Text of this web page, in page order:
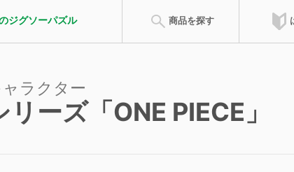
ジグソーパズル 商品を探す
達人ポイント
ラクター
ーズ「ONE PIECE」